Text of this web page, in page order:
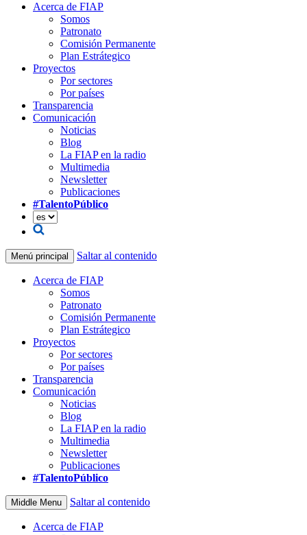
Acerca de FIAP
Somos
Patronato
Comisión Permanente
Plan Estrátegico
Proyectos
Por sectores
Por países
Transparencia
Comunicación
Noticias
Blog
La FIAP en la radio
Multimedia
Newsletter
Publicaciones
#TalentoPúblico
Menú principal Saltar al contenido
Acerca de FIAP
Somos
Patronato
Comisión Permanente
Plan Estrátegico
Proyectos
Por sectores
Por países
Transparencia
Comunicación
Noticias
Blog
La FIAP en la radio
Multimedia
Newsletter
Publicaciones
#TalentoPúblico
Middle Menu Saltar al contenido
Acerca de FIAP